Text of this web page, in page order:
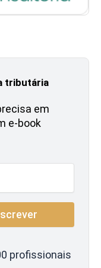
tributária
em
e-book
profissionais